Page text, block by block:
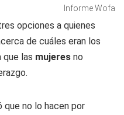
Informe Wofa
opciones a quienes
de cuáles eran los
que las mujeres no
que no lo hacen por